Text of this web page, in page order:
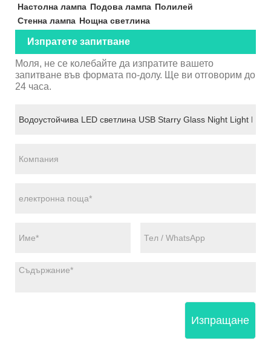
Настолна лампа Подова лампа Полилей
Стенна лампа Нощна светлина
Изпратете запитване
Моля, не се колебайте да изпратите вашето
запитване във формата по-долу. Ще ви отговорим до
24 часа.
Изпращане